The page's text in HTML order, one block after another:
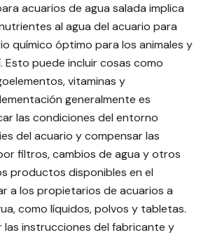
acuarios de agua salada implica
al agua del acuario para
químico óptimo para los animales y
Esto puede incluir cosas como
vitaminas y
generalmente es
las condiciones del entorno
del acuario y compensar las
filtros, cambios de agua y otros
productos disponibles en el
a los propietarios de acuarios a
como líquidos, polvos y tabletas.
las instrucciones del fabricante y